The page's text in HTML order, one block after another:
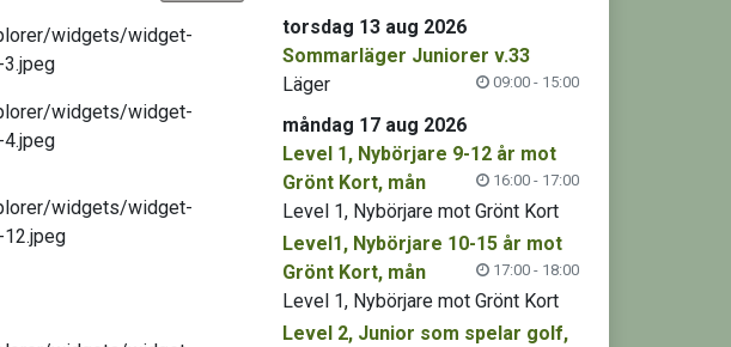
torsdag 13 aug 2026
Sommarläger Juniorer v.33
09:00 - 15:00
Läger
måndag 17 aug 2026
Level 1, Nybörjare 9-12 år mot
Grönt Kort, mån
16:00 - 17:00
Level 1, Nybörjare mot Grönt Kort
Level1, Nybörjare 10-15 år mot
Grönt Kort, mån
17:00 - 18:00
Level 1, Nybörjare mot Grönt Kort
Level 2, Junior som spelar golf,